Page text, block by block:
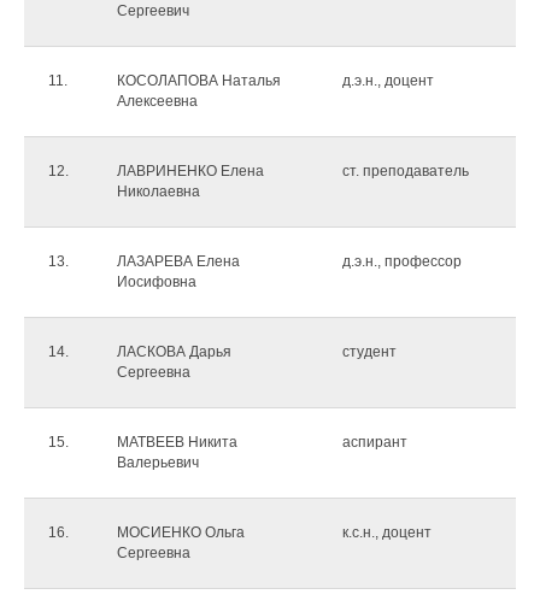
Сергеевич
11.
КОСОЛАПОВА Наталья
Алексеевна
д.э.н., доцент
12.
ЛАВРИНЕНКО Елена
Николаевна
ст. преподаватель
13.
ЛАЗАРЕВА Елена
Иосифовна
д.э.н., профессор
14.
ЛАСКОВА Дарья
Сергеевна
студент
15.
МАТВЕЕВ Никита
Валерьевич
аспирант
16.
МОСИЕНКО Ольга
Сергеевна
к.с.н., доцент